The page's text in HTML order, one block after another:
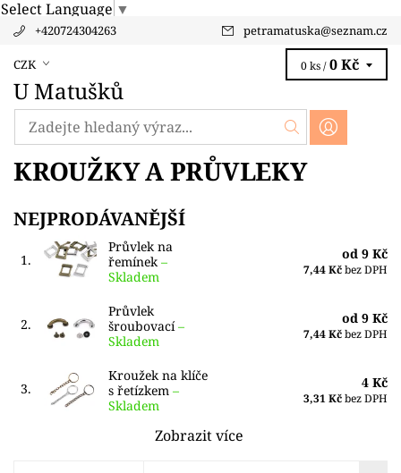
Select Language ▼
+420724304263 petramatuska@seznam.cz
CZK
U Matušků
0 ks / 0 Kč
KROUŽKY A PRŮVLEKY
NEJPRODÁVANĚJŠÍ
1.
Průvlek na
řemínek –
Skladem
od 9 Kč
7,44 Kčbez DPH
2.
Průvlek
šroubovací–
Skladem
od 9 Kč
7,44 Kčbez DPH
3.
Kroužek na klíče
s řetízkem –
Skladem
4 Kč
3,31 Kčbez DPH
Zobrazit více